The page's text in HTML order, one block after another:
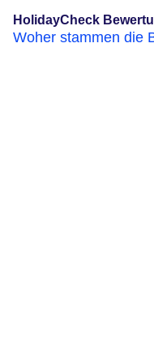
HolidayCheck
Woher stammen die